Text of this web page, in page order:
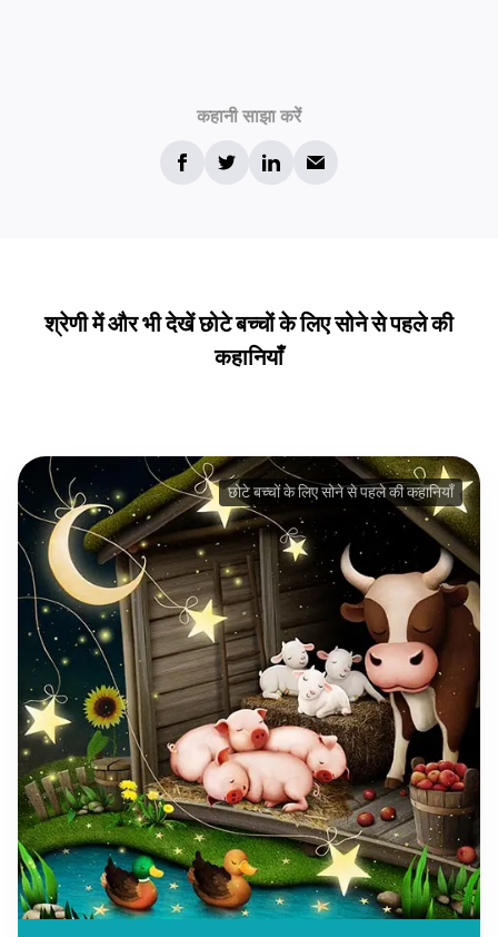
कहानी साझा करें
श्रेणी में और भी देखें छोटे बच्चों के लिए सोने से पहले की
कहानियाँ
छोटे बच्चों के लिए सोने से पहले की कहानियाँ